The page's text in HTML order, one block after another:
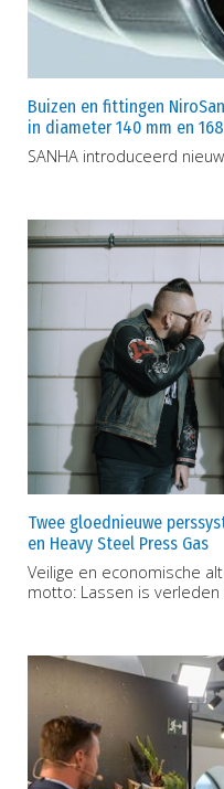
Buizen en fittingen
in diameter 140 mm en
SANHA introduceerd
Twee gloednieuwe
en Heavy Steel Press Gas
Veilige en economische
motto: Lassen is verleden